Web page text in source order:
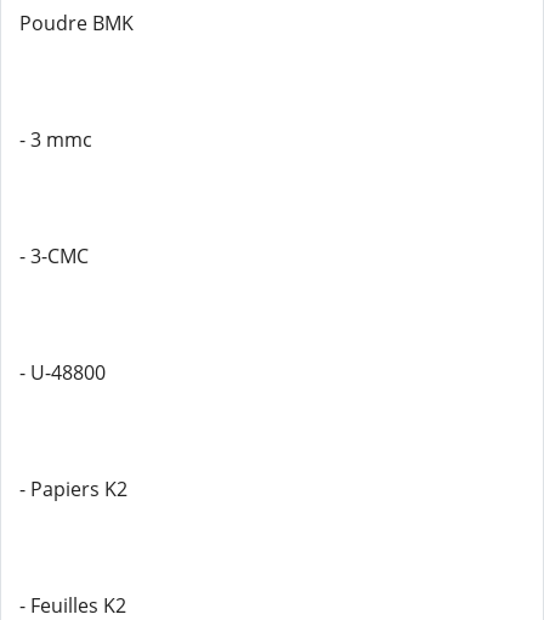
Poudre BMK
- 3 mmc
- 3-CMC
- U-48800
- Papiers K2
- Feuilles K2